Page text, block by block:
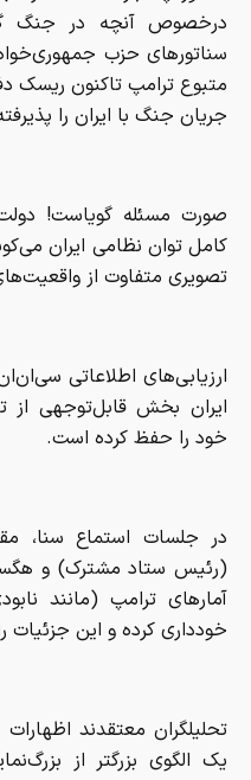
صورت مسئله گویاست!
کامل توان نظامی ایران
تصویری متفاوت از
ایران بخش قابل‌توجهی
خود را حفظ کرده است.
(رئیس ستاد مشترک) و
خودداری کرده و این جزئیات
تحلیلگران معتقدند
یک الگوی بزرگتر از
اهداف سیاسی است. به
می‌کند که خود قبلاً مدعی